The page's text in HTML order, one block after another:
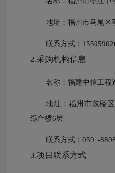
地址：福州市马尾区
联系方式：
2.采购机构信息
名称：福建中信工程
地址：福州市鼓楼
综合楼6层
联系方式：0591-
3.项目联系方式